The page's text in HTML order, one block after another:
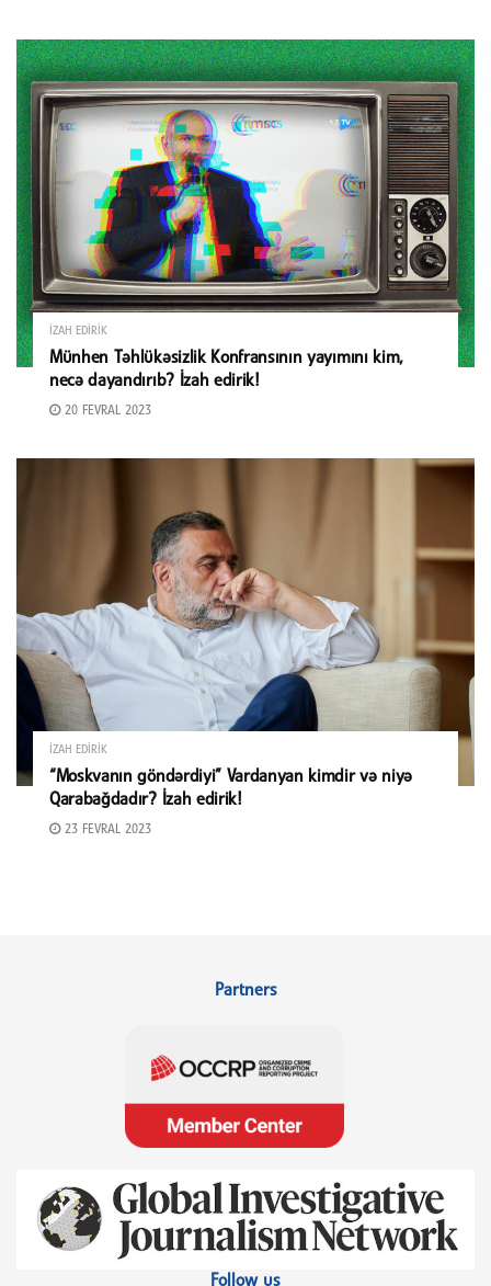
İZAH EDIRIK
Münhen Təhlükəsizlik Konfransının yayımını kim,
necə dayandırıb? İzah edirik!
20 FEVRAL 2023
İZAH EDIRIK
“Moskvanın göndərdiyi” Vardanyan kimdir və niyə
Qarabağdadır? İzah edirik!
23 FEVRAL 2023
Partners
Follow us